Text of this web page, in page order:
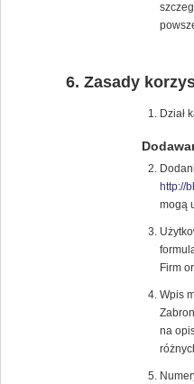
Zasady
Dział
http://
mogą
Firm
Wpis
na